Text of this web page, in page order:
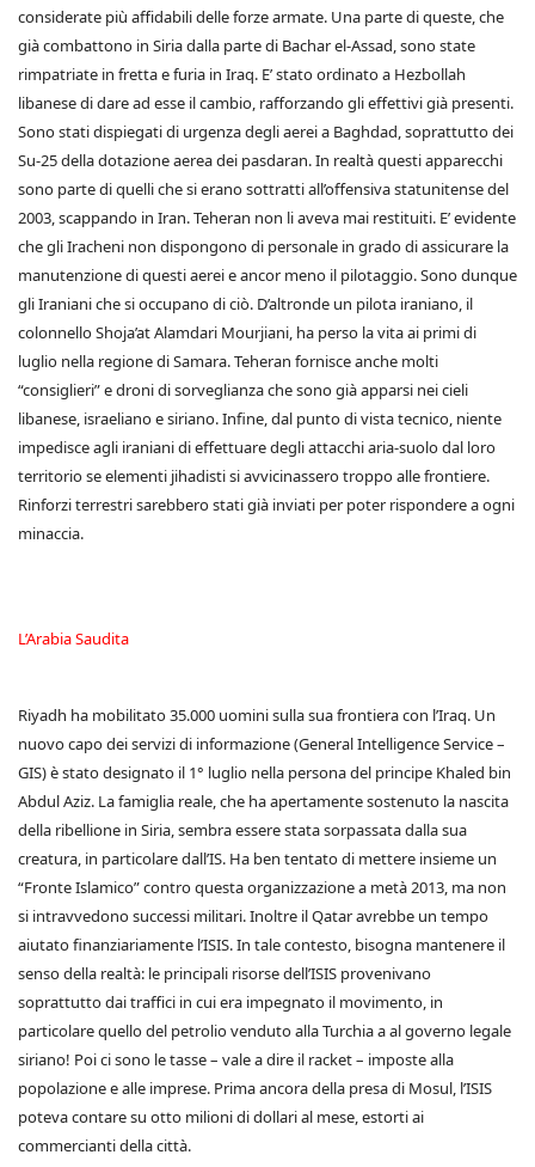
considerate più affidabili delle forze armate. Una parte di queste, che
già combattono in Siria dalla parte di Bachar el-Assad, sono state
rimpatriate in fretta e furia in Iraq. E’ stato ordinato a Hezbollah
libanese di dare ad esse il cambio, rafforzando gli effettivi già presenti.
Sono stati dispiegati di urgenza degli aerei a Baghdad, soprattutto dei
Su-25 della dotazione aerea dei pasdaran. In realtà questi apparecchi
sono parte di quelli che si erano sottratti all’offensiva statunitense del
2003, scappando in Iran. Teheran non li aveva mai restituiti. E’ evidente
che gli Iracheni non dispongono di personale in grado di assicurare la
manutenzione di questi aerei e ancor meno il pilotaggio. Sono dunque
gli Iraniani che si occupano di ciò. D’altronde un pilota iraniano, il
colonnello Shoja’at Alamdari Mourjiani, ha perso la vita ai primi di
luglio nella regione di Samara. Teheran fornisce anche molti
“consiglieri” e droni di sorveglianza che sono già apparsi nei cieli
libanese, israeliano e siriano. Infine, dal punto di vista tecnico, niente
impedisce agli iraniani di effettuare degli attacchi aria-suolo dal loro
territorio se elementi jihadisti si avvicinassero troppo alle frontiere.
Rinforzi terrestri sarebbero stati già inviati per poter rispondere a ogni
minaccia.
L’Arabia Saudita
Riyadh ha mobilitato 35.000 uomini sulla sua frontiera con l’Iraq. Un
nuovo capo dei servizi di informazione (General Intelligence Service –
GIS) è stato designato il 1° luglio nella persona del principe Khaled bin
Abdul Aziz. La famiglia reale, che ha apertamente sostenuto la nascita
della ribellione in Siria, sembra essere stata sorpassata dalla sua
creatura, in particolare dall’IS. Ha ben tentato di mettere insieme un
“Fronte Islamico” contro questa organizzazione a metà 2013, ma non
si intravvedono successi militari. Inoltre il Qatar avrebbe un tempo
aiutato finanziariamente l’ISIS. In tale contesto, bisogna mantenere il
senso della realtà: le principali risorse dell’ISIS provenivano
soprattutto dai traffici in cui era impegnato il movimento, in
particolare quello del petrolio venduto alla Turchia a al governo legale
siriano! Poi ci sono le tasse – vale a dire il racket – imposte alla
popolazione e alle imprese. Prima ancora della presa di Mosul, l’ISIS
poteva contare su otto milioni di dollari al mese, estorti ai
commercianti della città.